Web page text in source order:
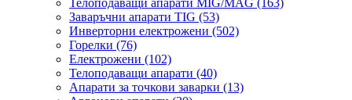
Телоподаващи апарати MIG/MAG (163)
Заваръчни апарати TIG (53)
Инверторни електрожени (502)
Горелки (76)
Електрожени (102)
Телоподаващи апарати (40)
Апарати за точкови заварки (13)